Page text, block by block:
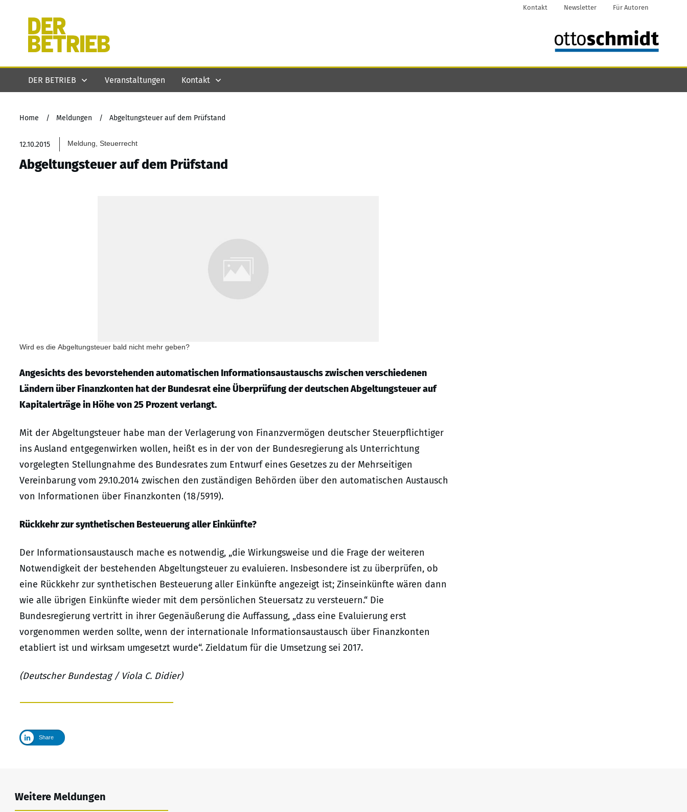
Kontakt Newsletter Für Autoren
DER BETRIEB Veranstaltungen Kontakt
Home / Meldungen / Abgeltungsteuer auf dem Prüfstand
12.10.2015 Meldung, Steuerrecht
Abgeltungsteuer auf dem Prüfstand
Wird es die Abgeltungsteuer bald nicht mehr geben?
Angesichts des bevorstehenden automatischen Informationsaustauschs zwischen verschiedenen
Ländern über Finanzkonten hat der Bundesrat eine Überprüfung der deutschen Abgeltungsteuer auf
Kapitalerträge in Höhe von 25 Prozent verlangt.
Mit der Abgeltungsteuer habe man der Verlagerung von Finanzvermögen deutscher Steuerpflichtiger
ins Ausland entgegenwirken wollen, heißt es in der von der Bundesregierung als Unterrichtung
vorgelegten Stellungnahme des Bundesrates zum Entwurf eines Gesetzes zu der Mehrseitigen
Vereinbarung vom 29.10.2014 zwischen den zuständigen Behörden über den automatischen Austausch
von Informationen über Finanzkonten (18/5919).
Rückkehr zur synthetischen Besteuerung aller Einkünfte?
Der Informationsaustausch mache es notwendig, „die Wirkungsweise und die Frage der weiteren
Notwendigkeit der bestehenden Abgeltungsteuer zu evaluieren. Insbesondere ist zu überprüfen, ob
eine Rückkehr zur synthetischen Besteuerung aller Einkünfte angezeigt ist; Zinseinkünfte wären dann
wie alle übrigen Einkünfte wieder mit dem persönlichen Steuersatz zu versteuern.“ Die
Bundesregierung vertritt in ihrer Gegenäußerung die Auffassung, „dass eine Evaluierung erst
vorgenommen werden sollte, wenn der internationale Informationsaustausch über Finanzkonten
etabliert ist und wirksam umgesetzt wurde“. Zieldatum für die Umsetzung sei 2017.
(Deutscher Bundestag / Viola C. Didier)
Share
Weitere Meldungen